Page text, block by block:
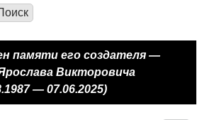
памяти его создателя —
Викторовича
— 07.06.2025)